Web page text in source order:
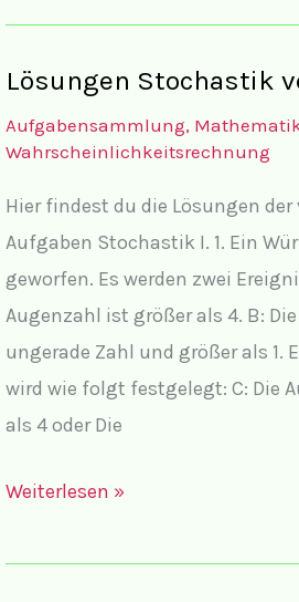
Stochastik
Lösungen Stochastik
Aufgabensammlung,
Wahrscheinlichkeitsrechnung
Hier findest du die Lösungen
Aufgaben Stochastik I. 1. Ein
geworfen. Es werden zwei
Augenzahl ist größer als 4. B:
ungerade Zahl und größer als 1.
wird wie folgt festgelegt: C: Die
als 4 oder Die
Lösungen
vermischt
Weiterlesen »